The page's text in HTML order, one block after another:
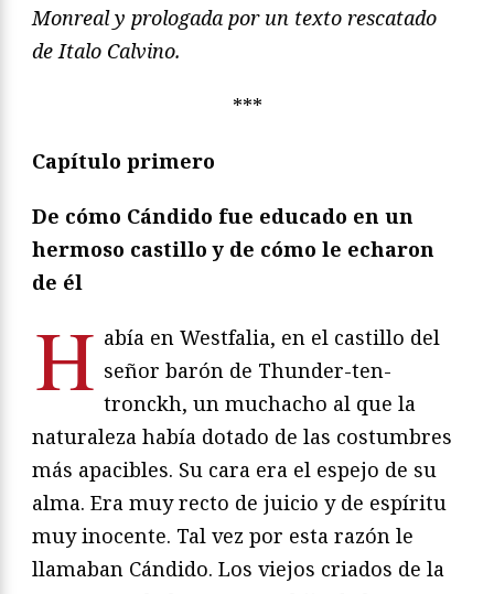
Monreal y prologada por un texto rescatado
de Italo Calvino.
***
Capítulo primero
De cómo Cándido fue educado en un
hermoso castillo y de cómo le echaron
de él
H abía en Westfalia, en el castillo del
señor barón de Thunder-ten-
tronckh, un muchacho al que la
naturaleza había dotado de las costumbres
más apacibles. Su cara era el espejo de su
alma. Era muy recto de juicio y de espíritu
muy inocente. Tal vez por esta razón le
llamaban Cándido. Los viejos criados de la